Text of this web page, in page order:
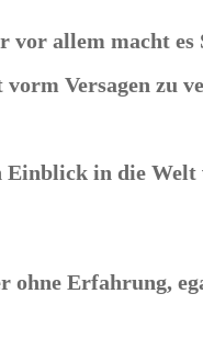
allem macht es
Versagen zu
in die
ohne Erfahrung,